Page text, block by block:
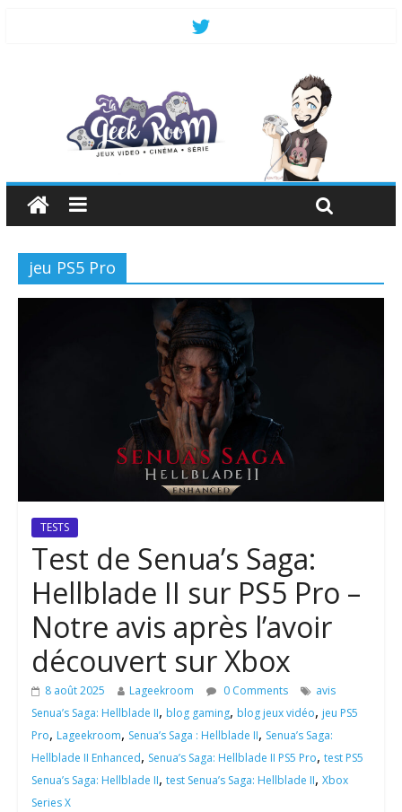
jeu PS5 Pro
TESTS
Test de Senua’s Saga:
Hellblade II sur PS5 Pro –
Notre avis après l’avoir
découvert sur Xbox
8 août 2025 Lageekroom 0 Comments
avis
Senua’s Saga: Hellblade II, blog gaming, blog jeux vidéo, jeu PS5
Pro, Lageekroom, Senua’s Saga : Hellblade II, Senua’s Saga:
Hellblade II Enhanced, Senua’s Saga: Hellblade II PS5 Pro, test PS5
Senua’s Saga: Hellblade II, test Senua’s Saga: Hellblade II, Xbox
Series X